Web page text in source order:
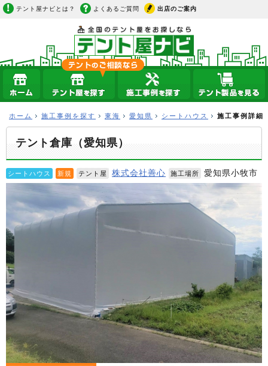
テント屋ナビとは？ よくあるご質問 出店のご案内
ホーム 施工事例を探す 東海 愛知県 シートハウス 施工事例詳細
テント倉庫（愛知県）
シートハウス 新規 テント屋 株式会社善心 施工場所 愛知県小牧市